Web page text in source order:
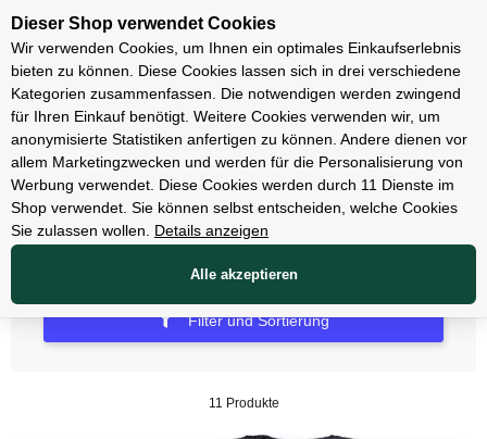
Unsere Filialen
Fahrradträger
Zubehör Fahrradträger
Filter und Sortierung
11 Produkte
Dieser Shop verwendet Cookies
Wir verwenden Cookies, um Ihnen ein optimales Einkaufserlebnis
bieten zu können. Diese Cookies lassen sich in drei verschiedene
Kategorien zusammenfassen. Die notwendigen werden zwingend
für Ihren Einkauf benötigt. Weitere Cookies verwenden wir, um
anonymisierte Statistiken anfertigen zu können. Andere dienen vor
allem Marketingzwecken und werden für die Personalisierung von
Werbung verwendet. Diese Cookies werden durch 11 Dienste im
Shop verwendet. Sie können selbst entscheiden, welche Cookies
Sie zulassen wollen.
Details anzeigen
Alle akzeptieren